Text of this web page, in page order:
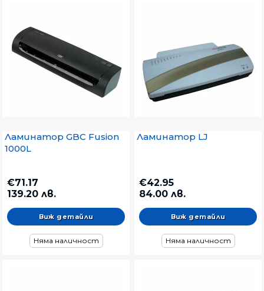
Ламинатор GBC Fusion
1000L
€71.17
139.20 лв.
Виж детайли
Няма наличност
Ламинатор LJ
€42.95
84.00 лв.
Виж детайли
Няма наличност